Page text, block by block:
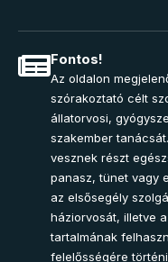
Fontos!
Az oldalon
szórakoztató célt
állatorvosi,
szakember
vesznek részt
panasz, tünet vagy
az elsősegély
háziorvosát, illetve
tartalmának
felelősségére